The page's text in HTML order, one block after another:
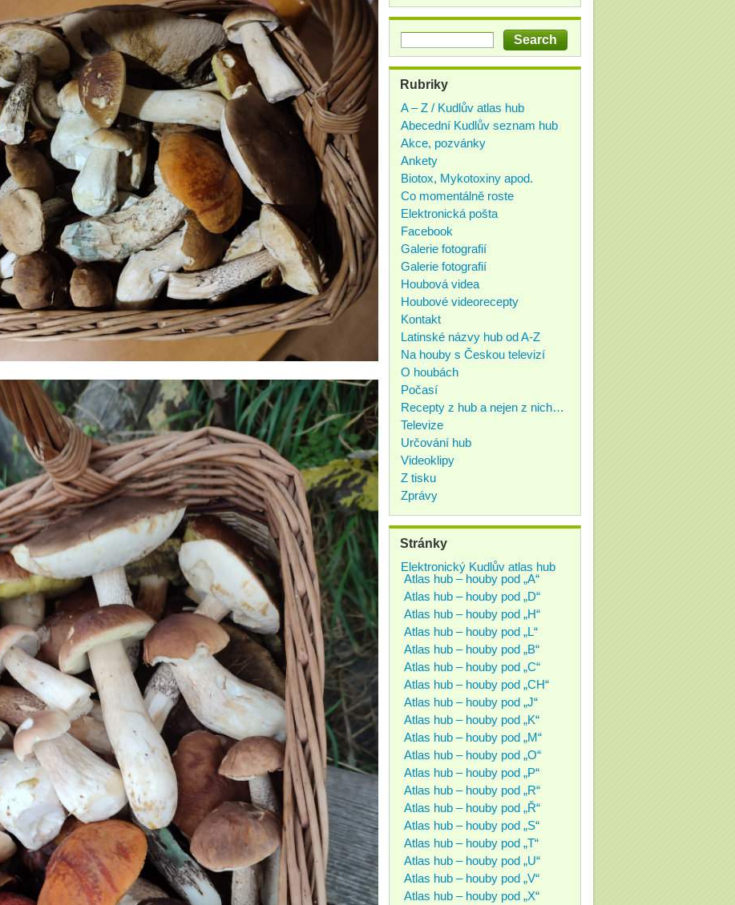
Rubriky
A – Z / Kudlův atlas hub
Abecední Kudlův seznam hub
Akce, pozvánky
Ankety
Biotox, Mykotoxiny apod.
Co momentálně roste
Elektronická pošta
Facebook
Galerie fotografií
Galerie fotografií
Houbová videa
Houbové videorecepty
Kontakt
Latinské názvy hub od A-Z
Na houby s Českou televizí
O houbách
Počasí
Recepty z hub a nejen z nich…
Televize
Určování hub
Videoklipy
Z tisku
Zprávy
Stránky
Elektronický Kudlův atlas hub
Atlas hub – houby pod „A“
Atlas hub – houby pod „D“
Atlas hub – houby pod „H“
Atlas hub – houby pod „L“
Atlas hub – houby pod „B“
Atlas hub – houby pod „C“
Atlas hub – houby pod „CH“
Atlas hub – houby pod „J“
Atlas hub – houby pod „K“
Atlas hub – houby pod „M“
Atlas hub – houby pod „O“
Atlas hub – houby pod „P“
Atlas hub – houby pod „R“
Atlas hub – houby pod „Ř“
Atlas hub – houby pod „S“
Atlas hub – houby pod „T“
Atlas hub – houby pod „U“
Atlas hub – houby pod „V“
Atlas hub – houby pod „X“